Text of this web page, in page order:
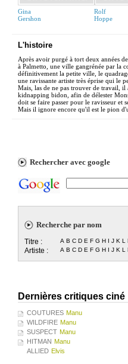
Gina
Gershon
Rolf
Hoppe
L'histoire
Après avoir purgé à tort deux années
à Palmetto, une ville gangrénée par la
définitivement la petite ville, le
une ravissante artiste très éprise qui le
Mais, las de ne pas trouver de travail,
kidnapping bidon, afin de délester
doit se faire passer pour le ravisseur et
Mais il ignore encore qu'il est le pion
Rechercher avec google
Recherche par nom
Titre : A B C D E F G H J K L
Artiste : A B C D E F G H J K L
Dernières critiques ciné
COUTURES Manu
WILDFIRE Manu
SUSPECT Manu
HITMAN Manu
ALLIED Elvis